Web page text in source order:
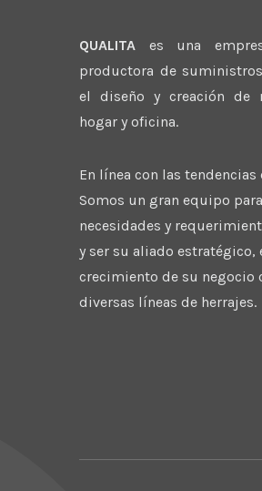
QUALITA es una
productora de
el diseño y creación de
hogar y oficina.
En línea con las
Somos un gran equipo
necesidades y
y ser su aliado estratégico,
crecimiento de su negocio
diversas líneas de herrajes.